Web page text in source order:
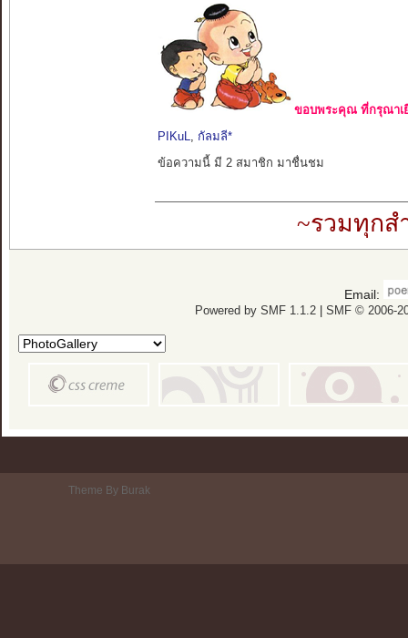
ขอบพระคุณ ที่กรุณาเ
PIKuL
กัลมลี*
ข้อความนี้ มี 2 สมาชิก มาชื่นชม
~รวมทุกส
Email:
Powered by SMF 1.1.2| SMF © 2006-
Theme By Burak